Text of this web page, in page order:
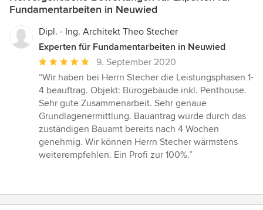
Fundamentarbeiten in Neuwied
Dipl. - Ing. Architekt Theo Stecher
Experten für Fundamentarbeiten in Neuwied
Durchschnittliche
Bewertung:
5
von
5
Sternen
9. September 2020
“Wir haben bei Herrn Stecher die Leistungsphasen 1-
4 beauftrag. Objekt: Bürogebäude inkl. Penthouse.
Sehr gute Zusammenarbeit. Sehr genaue
Grundlagenermittlung. Bauantrag wurde durch das
zuständigen Bauamt bereits nach 4 Wochen
genehmig. Wir können Herrn Stecher wärmstens
weiterempfehlen. Ein Profi zur 100%.”